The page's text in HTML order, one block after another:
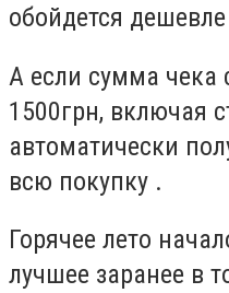
обойдется
А если сумма чека
1500грн, включая
автоматически
всю покупку .
Горячее лето
лучшее заранее в